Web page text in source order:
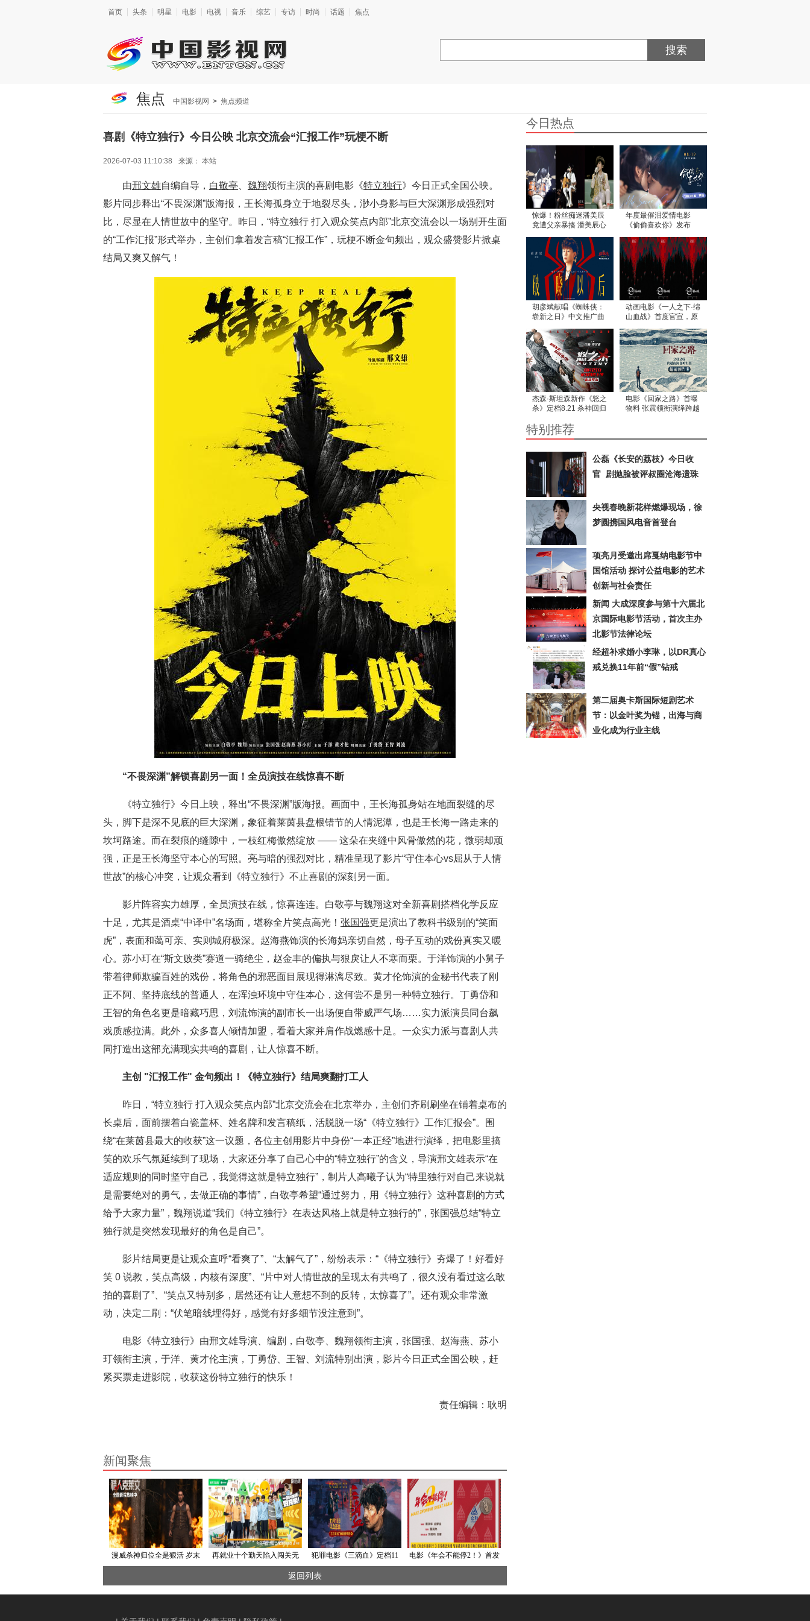
首页 头条 明星 电影 电视 音乐 综艺 专访 时尚 话题 焦点
搜索
焦点 中国影视网 > 焦点频道
喜剧《特立独行》今日公映 北京交流会“汇报工作”玩梗不断
2026-07-03 11:10:38 来源： 本站
由邢文雄自编自导， 白敬亭 魏翔领衔主演的喜剧电影《特立独行》今日正式全国公映。
影片同步释出“不畏深渊”版海报，王长海孤身立于地裂尽头，渺小身影与巨大深渊形成强烈对
比，尽显在人情世故中的坚守。昨日，“特立独行 打入观众笑点内部”北京交流会以一场别开生面
的“工作汇报”形式举办，主创们拿着发言稿“汇报工作”，玩梗不断金句频出，观众盛赞影片掀桌
结局又爽又解气！
“不畏深渊”解锁喜剧另一面！全员演技在线惊喜不断
《特立独行》今日上映，释出“不畏深渊”版海报。画面中，王长海孤身站在地面裂缝的尽
头，脚下是深不见底的巨大深渊，象征着莱茵县盘根错节的人情泥潭，也是王长海一路走来的
坎坷路途。而在裂痕的缝隙中，一枝红梅傲然绽放 —— 这朵在夹缝中风骨傲然的花，微弱却顽
强，正是王长海坚守本心的写照。亮与暗的强烈对比，精准呈现了影片“守住本心vs屈从于人情
世故”的核心冲突，让观众看到《特立独行》不止喜剧的深刻另一面。
影片阵容实力雄厚，全员演技在线，惊喜连连。白敬亭与魏翔这对全新喜剧搭档化学反应
十足，尤其是酒桌“中译中”名场面，堪称全片笑点高光！ 张国强更是演出了教科书级别的“笑面
虎”，表面和蔼可亲、实则城府极深。赵海燕饰演的长海妈亲切自然，母子互动的戏份真实又暖
心。苏小玎在“斯文败类”赛道一骑绝尘，赵金丰的偏执与狠戾让人不寒而栗。于洋饰演的小舅子
带着律师欺骗百姓的戏份，将角色的邪恶面目展现得淋漓尽致。黄才伦饰演的金秘书代表了刚
正不阿、坚持底线的普通人，在浑浊环境中守住本心，这何尝不是另一种特立独行。丁勇岱和
王智的角色名更是暗藏巧思，刘流饰演的副市长一出场便自带威严气场……实力派演员同台飙
戏质感拉满。此外，众多喜人倾情加盟，看着大家并肩作战燃感十足。一众实力派与喜剧人共
同打造出这部充满现实共鸣的喜剧，让人惊喜不断。
主创 "汇报工作" 金句频出！《特立独行》结局爽翻打工人
昨日，“特立独行 打入观众笑点内部”北京交流会在北京举办，主创们齐刷刷坐在铺着桌布的
长桌后，面前摆着白瓷盖杯、姓名牌和发言稿纸，活脱脱一场“《特立独行》工作汇报会”。围
绕“在莱茵县最大的收获”这一议题，各位主创用影片中身份“一本正经”地进行演绎，把电影里搞
笑的欢乐气氛延续到了现场，大家还分享了自己心中的“特立独行”的含义，导演邢文雄表示“在
适应规则的同时坚守自己，我觉得这就是特立独行”，制片人高曦子认为“特里独行对自己来说就
是需要绝对的勇气，去做正确的事情”，白敬亭希望“通过努力，用《特立独行》这种喜剧的方式
给予大家力量”，魏翔说道“我们《特立独行》在表达风格上就是特立独行的”，张国强总结“特立
独行就是突然发现最好的角色是自己”。
影片结局更是让观众直呼“看爽了”、“太解气了”，纷纷表示：“《特立独行》夯爆了！好看好
笑 0 说教，笑点高级，内核有深度”、“片中对人情世故的呈现太有共鸣了，很久没有看过这么敢
拍的喜剧了”、“笑点又特别多，居然还有让人意想不到的反转，太惊喜了”。还有观众非常激
动，决定二刷：“伏笔暗线埋得好，感觉有好多细节没注意到”。
电影《特立独行》由邢文雄导演、编剧，白敬亭、魏翔领衔主演，张国强、赵海燕、苏小
玎领衔主演，于洋、黄才伦主演，丁勇岱、王智、刘流特别出演，影片今日正式全国公映，赶
紧买票走进影院，收获这份特立独行的快乐！
责任编辑：耿明
今日热点
惊爆！粉丝痴迷潘美辰
竟遭父亲暴揍 潘美辰心
年度最催泪爱情电影
《偷偷喜欢你》发布
胡彦斌献唱《蜘蛛侠：
崭新之日》中文推广曲
动画电影《一人之下·绵
山血战》首度官宣，原
写国漫热血新篇
杰森·斯坦森新作《怒之
杀》定档8.21 杀神回归
电影《回家之路》首曝
物料 张震领衔演绎跨越
特别推荐
公磊《长安的荔枝》今日收
官 剧抛脸被评叔圈沧海遗珠
央视春晚新花样燃爆现场，徐
梦圆携国风电音首登台
项亮月受邀出席戛纳电影节中
国馆活动 探讨公益电影的艺术
创新与社会责任
新闻 大成深度参与第十六届北
京国际电影节活动，首次主办
北影节法律论坛
经超补求婚小李琳，以DR真心
戒兑换11年前“假”钻戒
第二届奥卡斯国际短剧艺术
节：以金叶奖为锚，出海与商
业化成为行业主线
新闻聚焦
漫威杀神归位全是狠活 岁末
文》热映中
再就业十个勤天陷入闯关无
限流 《你们说了算》今日开
播！
犯罪电影《三滴血》定档11
月15日 胡歌“黑吃黑”颠覆形
象硬刚人贩子团伙
电影《年会不能停2！》首发
场翻开众和集团新篇章
返回列表